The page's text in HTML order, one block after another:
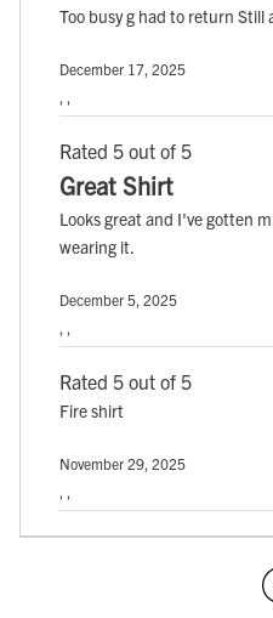
Too busy g had to return Still
December 17, 2025
Rated 5 out of 5
Great Shirt
Looks great and I've gotten
wearing it.
December 5, 2025
Rated 5 out of 5
Fire shirt
November 29, 2025